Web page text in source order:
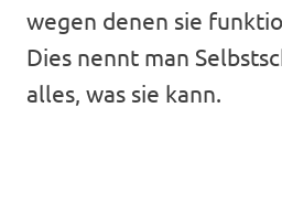
wegen denen sie
Dies nennt man
alles, was sie kann.